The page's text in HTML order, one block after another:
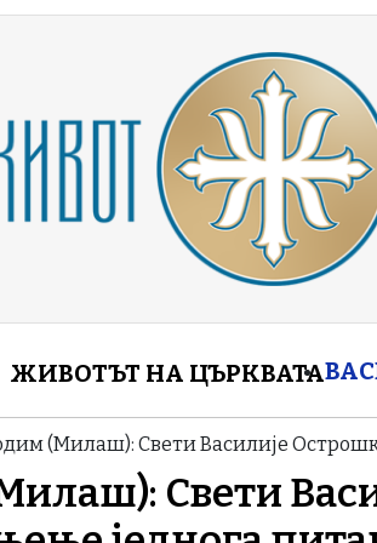
ЖИВОТЪТ НА ЦЪРКВАТА
(Милаш): Свети Василије
Свети